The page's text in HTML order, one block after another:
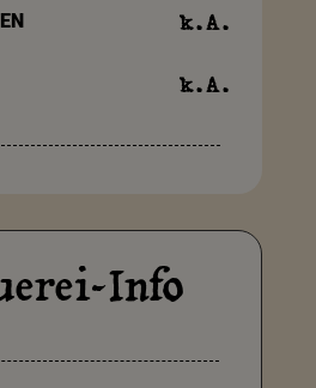
k.A.
k.A.
Info